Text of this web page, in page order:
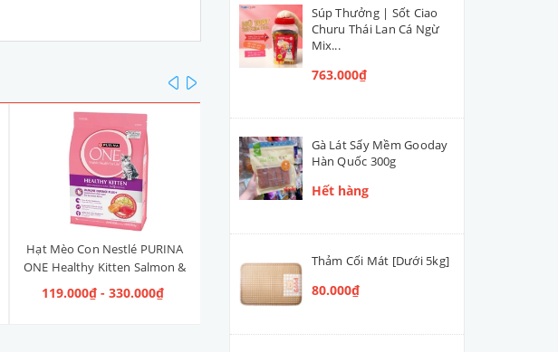
Hạt Mèo Con Nestlé PURINA
ONE Healthy Kitten Salmon &
Tuna [Vị Cá Hồi & Cá Ngừ]
119.000₫ - 330.000₫
ONE Healthy Kitten [Vị Gà]
109.000₫ - 300.000₫
Ruột Cún Mèo
prev
Súp Thưởng | Sốt Ciao
Churu Thái Lan Cá Ngừ
Mix...
763.000₫
Gà Lát Sấy Mềm Gooday
Hàn Quốc 300g
Hết hàng
Thảm Cối Mát [Dưới 5kg]
80.000₫